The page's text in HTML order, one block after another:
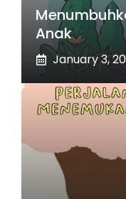
Anak
January 3,